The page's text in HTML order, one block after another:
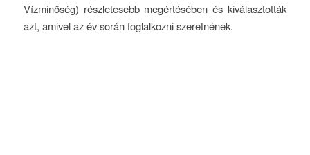
Vízminőség) részletesebb megértésében és kiválasztották
azt, amivel az év során foglalkozni szeretnének.